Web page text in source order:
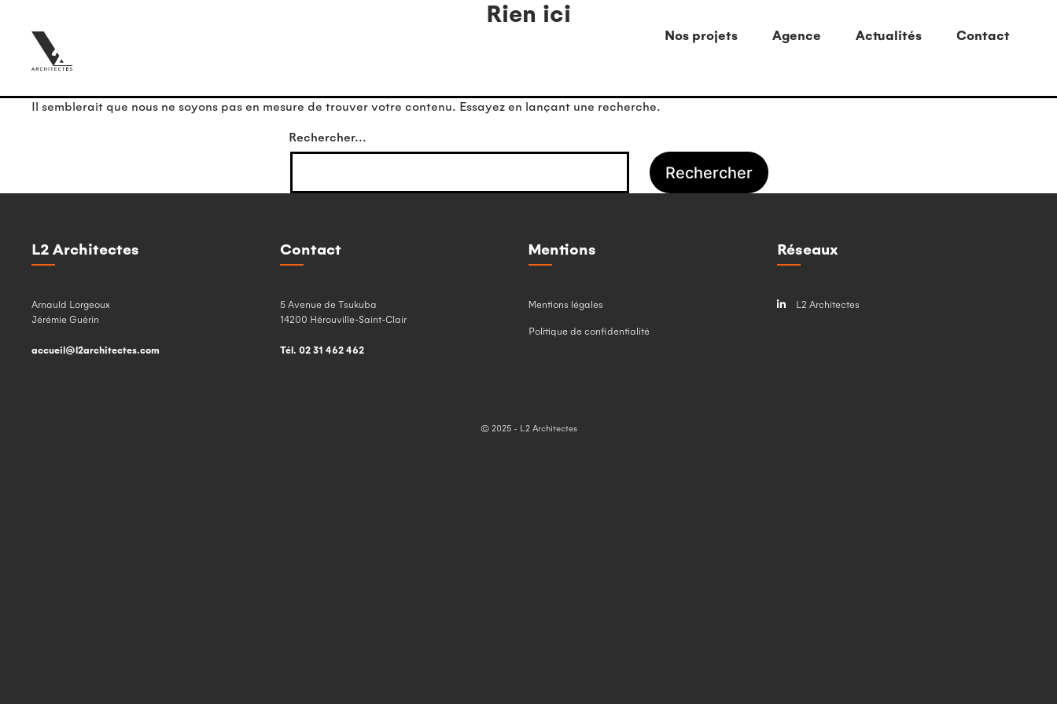
Nos projets Agence Actualités Contact
Rien ici
Il semblerait que nous ne soyons pas en mesure de trouver votre contenu. Essayez en lançant une recherche.
Rechercher…
L2 Architectes
Arnauld Lorgeoux
Jérémie Guérin
accueil@l2architectes.com
Contact
5 Avenue de Tsukuba
14200 Hérouville-Saint-Clair
Tél. 02 31 462 462
Mentions
Mentions légales
Politique de confidentialité
Réseaux
L2 Architectes
© 2025 - L2 Architectes